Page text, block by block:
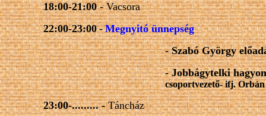
18:00-21:00- Vacsora
22:00-23:00 - Megnyitó ünnepség
- Szabó György
- Jobbágytelki
csoportvezető- ifj.
23:00-......... -Táncház